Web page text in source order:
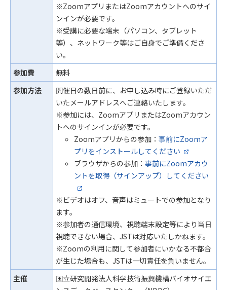
※ZoomアプリまたはZoomアカウントへのサイ
ンインが必要です。
※受講に必要な端末（パソコン、タブレット
等）、ネットワーク等はご自身でご準備くださ
い。
参加費
無料
参加方法
開催日の数日前に、お申し込み時にご登録いただ
いたメールアドレスへご連絡いたします。
※参加には、ZoomアプリまたはZoomアカウン
トへのサインインが必要です。
Zoomアプリからの参加： 事前にZoomア
プリをインストールしてください
ブラウザからの参加： 事前にZoomアカウ
ントを取得（サインアップ）してください
※ビデオはオフ、音声はミュートでの参加となり
ます。
※参加者の通信環境、視聴端末設定等により当日
視聴できない場合、JSTは対応いたしかねます。
※Zoomの利用に関して参加者にいかなる不都合
が生じた場合も、JSTは一切責任を負いません。
主催
国立研究開発法人科学技術振興機構バイオサイエ